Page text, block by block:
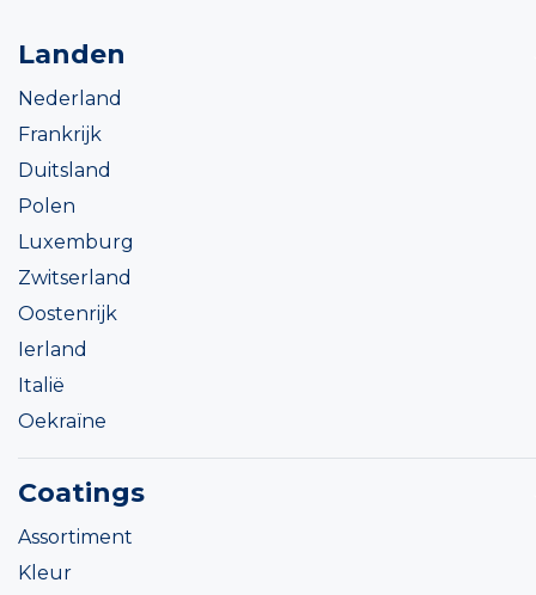
Landen
Nederland
Frankrijk
Duitsland
Polen
Luxemburg
Zwitserland
Oostenrijk
Ierland
Italië
Oekraïne
Coatings
Assortiment
Kleur